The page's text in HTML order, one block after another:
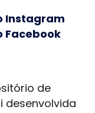
Instagram
Facebook
de
desenvolvida